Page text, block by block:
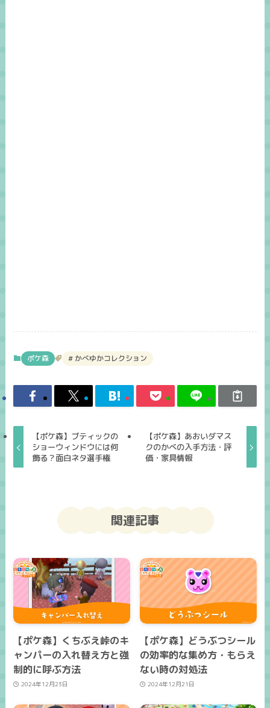
ポケ森 かべゆかコレクション
【ポケ森】ブティックの
ショーウィンドウには何
飾る？面白ネタ選手権
【ポケ森】あおいダマス
クのかべの入手方法・評
価・家具情報
関連記事
【ポケ森】くちぶえ峠のキ
ャンパーの入れ替え方と強
制的に呼ぶ方法
2024年12月23日
【ポケ森】どうぶつシール
の効率的な集め方・もらえ
ない時の対処法
2024年12月21日